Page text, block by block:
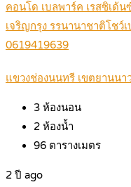
คอนโด เบลพาร์ค เรสซิเด​้​
เจริญกรุง รรนานาชาติโชว์
0619419639
แขวงช่องนนทรี เขตยานนา
3 ห้องนอน
2 ห้องน้ำ
96 ตารางเมตร
2 ปี ago